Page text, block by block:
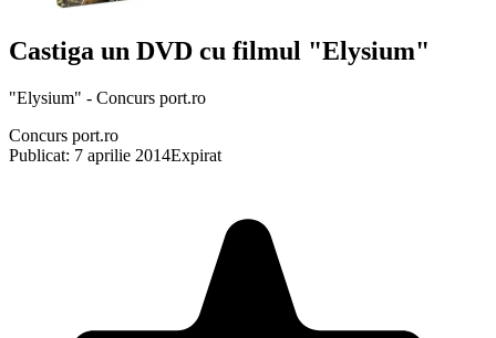
Castiga un DVD cu filmul "Elysium"
"Elysium" - Concurs port.ro
Concurs port.ro
Publicat: 7 aprilie 2014Expirat